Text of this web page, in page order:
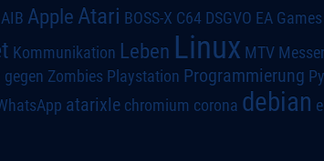
AIB Apple Atari BOSS-X C64 DSGVO EA Games
Kommunikation Leben Linux MTV
gegen Zombies Playstation Programmierung
atarixle chromium corona debian